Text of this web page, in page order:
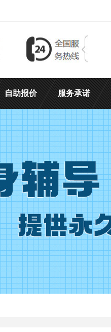
自助报价 服务承诺